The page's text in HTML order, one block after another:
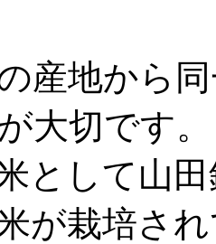
産地から
大切です。
として山田
が栽培さ